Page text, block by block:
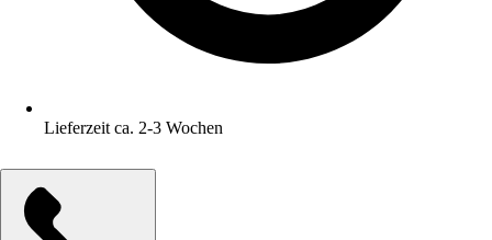
Lieferzeit ca. 2-3 Wochen